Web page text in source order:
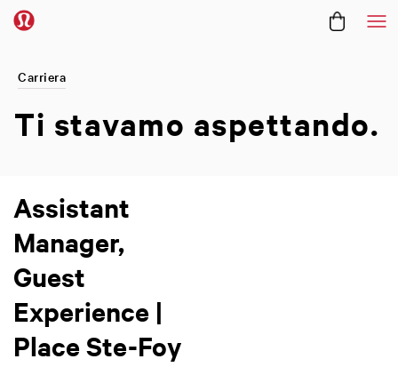
Carriera
Ti stavamo aspettando.
Assistant
Manager,
Guest
Experience |
Place Ste-Foy